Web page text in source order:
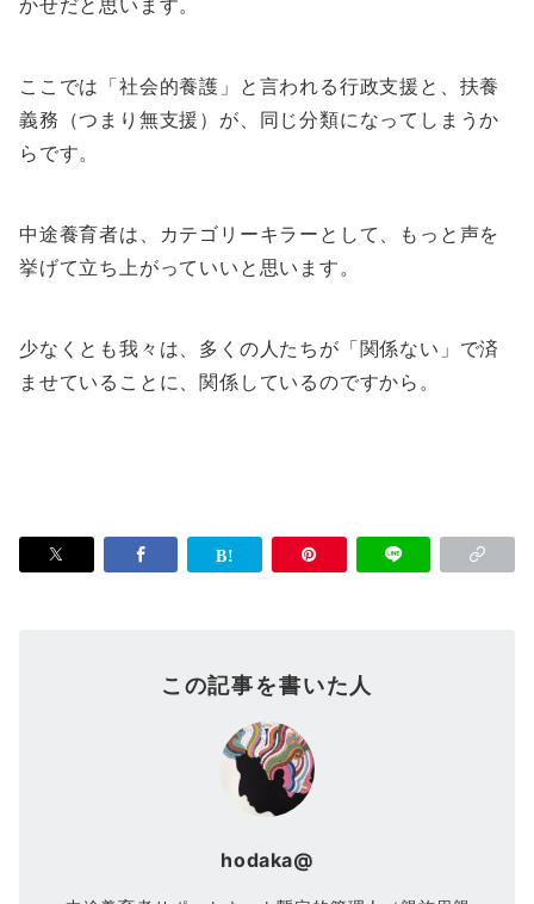
かせだと思います。
ここでは「社会的養護」と言われる行政支援と、扶養
義務（つまり無支援）が、同じ分類になってしまうか
らです。
中途養育者は、カテゴリーキラーとして、もっと声を
挙げて立ち上がっていいと思います。
少なくとも我々は、多くの人たちが「関係ない」で済
ませていることに、関係しているのですから。
この記事を書いた人
hodaka@